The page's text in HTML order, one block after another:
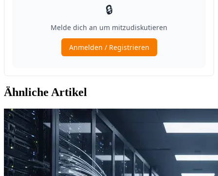
Ähnliche Artikel